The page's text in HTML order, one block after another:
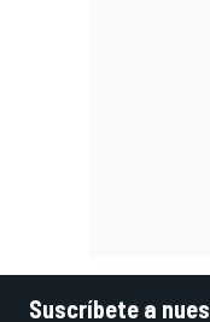
Suscríbete a